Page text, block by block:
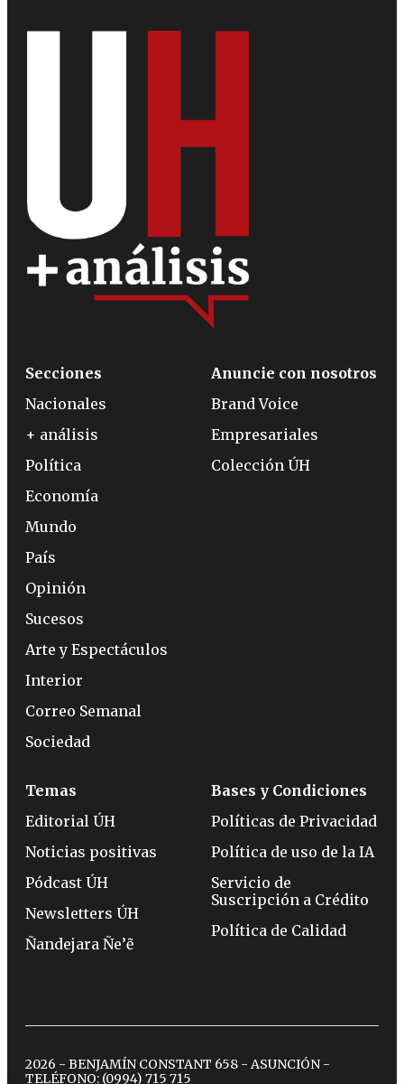
Secciones
Nacionales
+ análisis
Política
Economía
Mundo
País
Opinión
Sucesos
Arte y Espectáculos
Interior
Correo Semanal
Sociedad
Anuncie con nosotros
Brand Voice
Empresariales
Colección ÚH
Temas
Editorial ÚH
Noticias positivas
Pódcast ÚH
Newsletters ÚH
Ñandejara Ñe’ẽ
Bases y Condiciones
Políticas de Privacidad
Política de uso de la IA
Servicio de
Suscripción a Crédito
Política de Calidad
2026 - BENJAMÍN CONSTANT 658 - ASUNCIÓN -
TELÉFONO: (0994) 715 715